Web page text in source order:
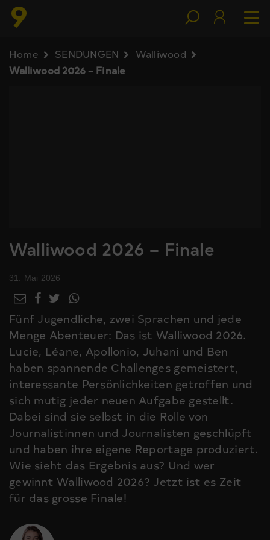
Home SENDUNGEN
Walliwood
Walliwood 2026 – Finale
Walliwood 2026 – Finale
31. Mai 2026
Fünf Jugendliche, zwei Sprachen und jede
Menge Abenteuer: Das ist Walliwood 2026.
Lucie, Léane, Apollonio, Juhani und Ben
haben spannende Challenges gemeistert,
interessante Persönlichkeiten getroffen und
sich mutig jeder neuen Aufgabe gestellt.
Dabei sind sie selbst in die Rolle von
Journalistinnen und Journalisten geschlüpft
und haben ihre eigene Reportage produziert.
Wie sieht das Ergebnis aus? Und wer
gewinnt Walliwood 2026? Jetzt ist es Zeit
für das grosse Finale!